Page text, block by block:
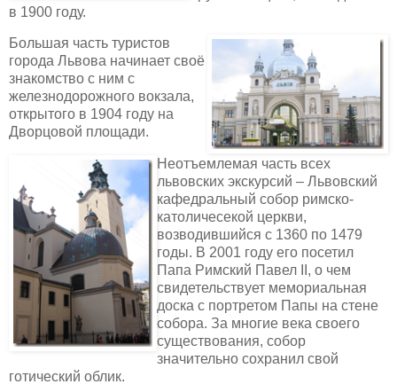
в 1900 году.
Большая часть туристов
города Львова начинает своё
знакомство с ним с
железнодорожного вокзала,
открытого в 1904 году на
Дворцовой площади.
Неотъемлемая часть всех
львовских экскурсий – Львовский
кафедральный собор римско-
католичесекой церкви,
возводившийся с 1360 по 1479
годы. В 2001 году его посетил
Папа Римский Павел ІІ, о чем
свидетельствует мемориальная
доска с портретом Папы на стене
собора. За многие века своего
существования, собор
значительно сохранил свой
готический облик.